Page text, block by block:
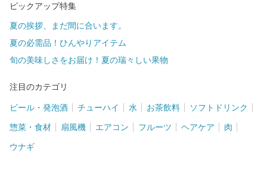
ピックアップ特集
夏の挨拶、まだ間に合います。
夏の必需品！ひんやりアイテム
旬の美味しさをお届け！夏の瑞々しい果物
注目のカテゴリ
ビール・発泡酒 チューハイ 水 お茶飲料 ソフトドリンク
惣菜・食材 扇風機 エアコン フルーツ ヘアケア 肉
ウナギ